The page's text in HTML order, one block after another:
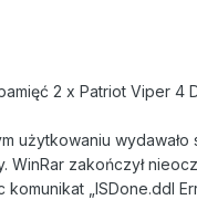
2 x Patriot Viper 4
użytkowaniu wydawało
zakończył
„ISDone.ddl